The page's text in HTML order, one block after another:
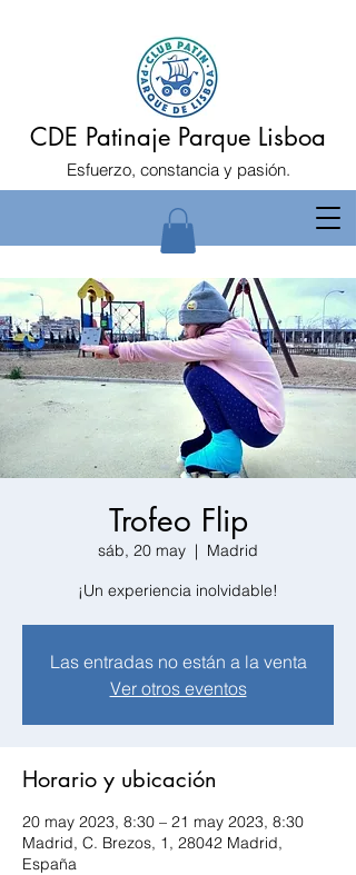
CDE Patinaje Parque Lisboa
Esfuerzo, constancia y pasión.
Trofeo Flip
sáb, 20 may
  |
Madrid
¡Un experiencia inolvidable!
Las entradas no están a la venta
Ver otros eventos
Horario y ubicación
20 may 2023, 8:30 – 21 may 2023, 8:30
Madrid, C. Brezos, 1, 28042 Madrid,
España